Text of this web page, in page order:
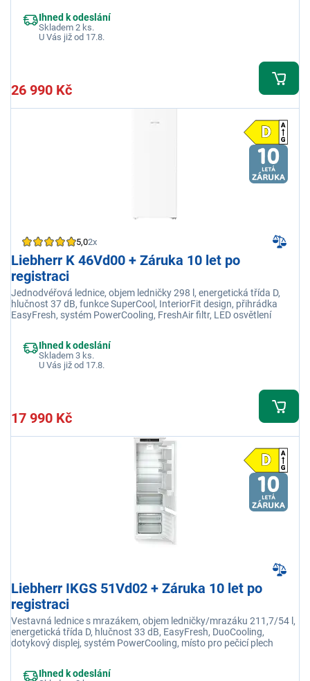
Ihned k odeslání
Skladem 2 ks.
U Vás již od 17.8.
26 990 Kč
5,02x
Liebherr K 46Vd00 + Záruka 10 let po
registraci
Jednodvéřová lednice, objem ledničky 298 l, energetická třída D,
hlučnost 37 dB, funkce SuperCool, InteriorFit design, přihrádka
EasyFresh, systém PowerCooling, FreshAir filtr, LED osvětlení
Ihned k odeslání
Skladem 3 ks.
U Vás již od 17.8.
17 990 Kč
Liebherr IKGS 51Vd02 + Záruka 10 let po
registraci
Vestavná lednice s mrazákem, objem ledničky/mrazáku 211,7/54 l,
energetická třída D, hlučnost 33 dB, EasyFresh, DuoCooling,
dotykový displej, systém PowerCooling, místo pro pečicí plech
Ihned k odeslání